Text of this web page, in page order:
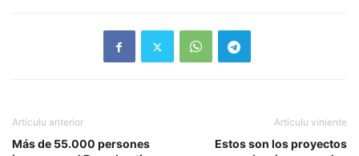
Artículu anterior
Más de 55.000 persones
Artículu viniente
Estos son los proyectos